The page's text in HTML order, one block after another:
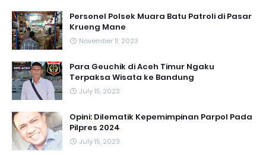
Personel Polsek Muara Batu Patroli di Pasar
Krueng Mane
November 11, 2023
Para Geuchik di Aceh Timur Ngaku
Terpaksa Wisata ke Bandung
July 15, 2023
Opini: Dilematik Kepemimpinan Parpol Pada
Pilpres 2024
July 15, 2023